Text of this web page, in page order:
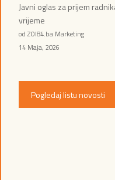
Javni oglas za prijem
vrijeme
od ZOI84.ba Marketing
14 Maja, 2026
Pogledaj listu novosti